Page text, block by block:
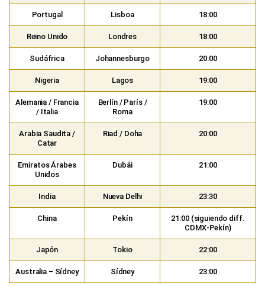
Portugal Lisboa 18:00
Reino Unido Londres 18:00
Sudáfrica Johannesburgo 20:00
Nigeria Lagos 19:00
Alemania / Francia
/ Italia
Berlín / París /
Roma
19:00
Arabia Saudita /
Catar
Riad / Doha 20:00
Emiratos Árabes
Unidos
Dubái 21:00
India Nueva Delhi 23:30
China Pekín
21:00 (siguiendo diff.
CDMX‑Pekín)
Japón Tokio 22:00
Australia – Sídney Sídney 23:00